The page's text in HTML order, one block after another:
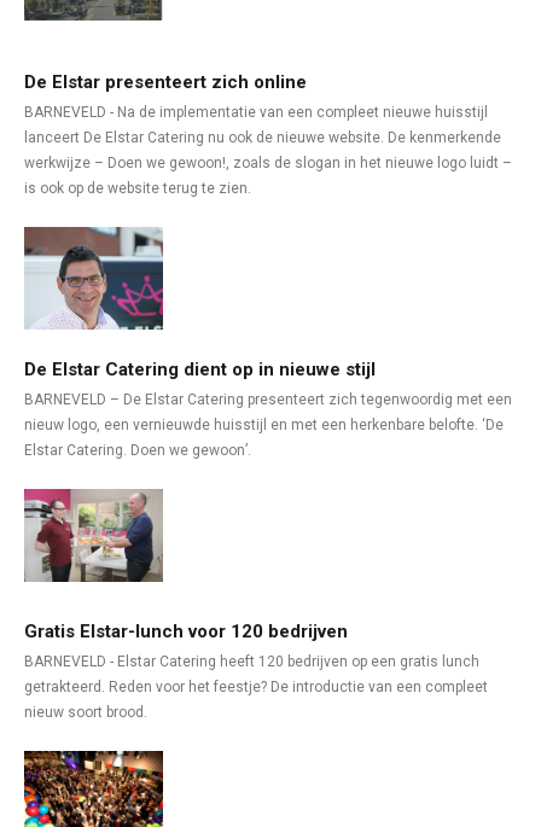
De Elstar presenteert zich online
BARNEVELD - Na de implementatie van een compleet nieuwe huisstijl
lanceert De Elstar Catering nu ook de nieuwe website. De kenmerkende
werkwijze – Doen we gewoon!, zoals de slogan in het nieuwe logo luidt –
is ook op de website terug te zien.
De Elstar Catering dient op in nieuwe stijl
BARNEVELD – De Elstar Catering presenteert zich tegenwoordig met een
nieuw logo, een vernieuwde huisstijl en met een herkenbare belofte. ‘De
Elstar Catering. Doen we gewoon’.
Gratis Elstar-lunch voor 120 bedrijven
BARNEVELD - Elstar Catering heeft 120 bedrijven op een gratis lunch
getrakteerd. Reden voor het feestje? De introductie van een compleet
nieuw soort brood.